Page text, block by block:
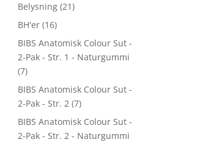
Belysning (21)
BH'er (16)
BIBS Anatomisk Colour Sut -
2-Pak - Str. 1 - Naturgummi
(7)
BIBS Anatomisk Colour Sut -
2-Pak - Str. 2 (7)
BIBS Anatomisk Colour Sut -
2-Pak - Str. 2 - Naturgummi